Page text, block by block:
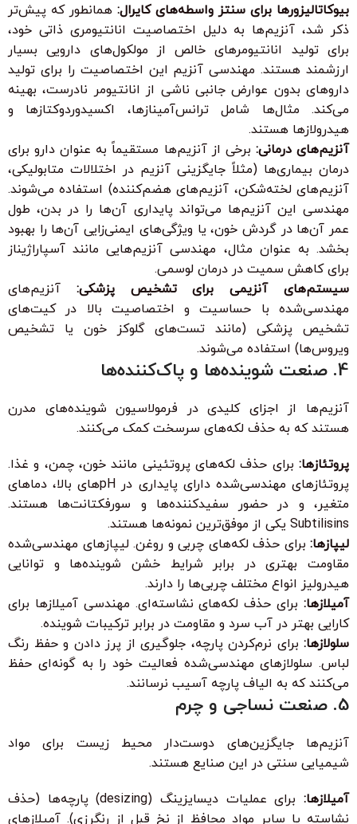
بیوکاتالیزورها برای سنتز واسطه‌های کایرال: همانطور که پیش‌تر
ذکر شد، آنزیم‌ها به دلیل اختصاصیت انانتیومری ذاتی خود،
برای تولید انانتیومرهای خالص از مولکول‌های دارویی بسیار
ارزشمند هستند. مهندسی آنزیم این اختصاصیت را برای تولید
داروهای بدون عوارض جانبی ناشی از انانتیومر نادرست، بهینه
می‌کند. مثال‌ها شامل ترانس‌آمینازها، اکسیدوردوکتازها و
هیدرولازها هستند.
آنزیم‌های درمانی: برخی از آنزیم‌ها مستقیماً به عنوان دارو برای
درمان بیماری‌ها (مثلاً جایگزینی آنزیم در اختلالات متابولیکی،
آنزیم‌های لخته‌شکن، آنزیم‌های هضم‌کننده) استفاده می‌شوند.
مهندسی این آنزیم‌ها می‌تواند پایداری آن‌ها را در بدن، طول
عمر آن‌ها در گردش خون، یا ویژگی‌های ایمنی‌زایی آن‌ها را بهبود
بخشد. به عنوان مثال، مهندسی آنزیم‌هایی مانند آسپاراژیناز
برای کاهش سمیت در درمان لوسمی.
سیستم‌های آنزیمی برای تشخیص پزشکی: آنزیم‌های
مهندسی‌شده با حساسیت و اختصاصیت بالا در کیت‌های
تشخیص پزشکی (مانند تست‌های گلوکز خون یا تشخیص
ویروس‌ها) استفاده می‌شوند.
4. صنعت شوینده‌ها و پاک‌کننده‌ها
آنزیم‌ها از اجزای کلیدی در فرمولاسیون شوینده‌های مدرن
هستند که به حذف لکه‌های سرسخت کمک می‌کنند.
پروتئازها: برای حذف لکه‌های پروتئینی مانند خون، چمن، و غذا.
پروتئازهای مهندسی‌شده دارای پایداری در pHهای بالا، دماهای
متغیر، و در حضور سفیدکننده‌ها و سورفکتانت‌ها هستند.
Subtilisins یکی از موفق‌ترین نمونه‌ها هستند.
لیپازها: برای حذف لکه‌های چربی و روغن. لیپازهای مهندسی‌شده
مقاومت بهتری در برابر شرایط خشن شوینده‌ها و توانایی
هیدرولیز انواع مختلف چربی‌ها را دارند.
آمیلازها: برای حذف لکه‌های نشاسته‌ای. مهندسی آمیلازها برای
کارایی بهتر در آب سرد و مقاومت در برابر ترکیبات شوینده.
سلولازها: برای نرم‌کردن پارچه، جلوگیری از پرز دادن و حفظ رنگ
لباس. سلولازهای مهندسی‌شده فعالیت خود را به گونه‌ای حفظ
می‌کنند که به الیاف پارچه آسیب نرسانند.
5. صنعت نساجی و چرم
آنزیم‌ها جایگزین‌های دوست‌دار محیط زیست برای مواد
شیمیایی سنتی در این صنایع هستند.
آمیلازها:
برای عملیات دیسایزینگ (desizing) پارچه‌ها (حذف
نشاسته یا سایر مواد محافظ از نخ قبل از رنگرزی). آمیلازهای